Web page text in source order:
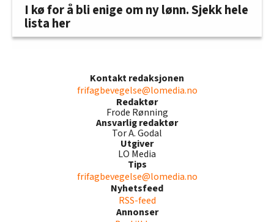
I kø for å bli enige om ny lønn. Sjekk hele
lista her
Kontakt redaksjonen
frifagbevegelse@lomedia.no
Redaktør
Frode Rønning
Ansvarlig redaktør
Tor A. Godal
Utgiver
LO Media
Tips
frifagbevegelse@lomedia.no
Nyhetsfeed
RSS-feed
Annonser